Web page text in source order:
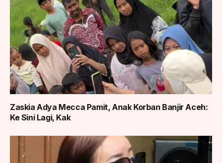
Zaskia Adya Mecca Pamit, Anak Korban Banjir Aceh:
Ke Sini Lagi, Kak